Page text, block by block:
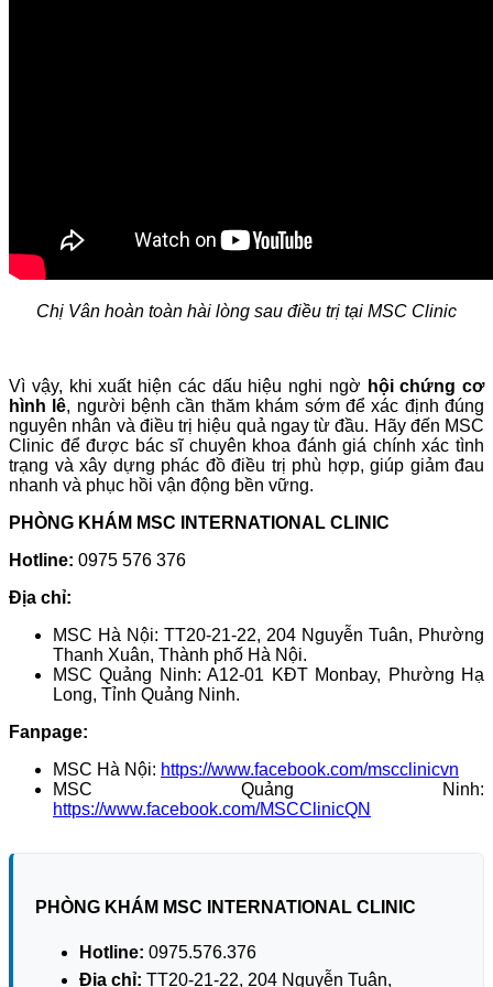
Chị Vân hoàn toàn hài lòng sau điều trị tại MSC Clinic
Vì vậy, khi xuất hiện các dấu hiệu nghi ngờ hội chứng cơ
hình lê, người bệnh cần thăm khám sớm để xác định đúng
nguyên nhân và điều trị hiệu quả ngay từ đầu. Hãy đến MSC
Clinic để được bác sĩ chuyên khoa đánh giá chính xác tình
trạng và xây dựng phác đồ điều trị phù hợp, giúp giảm đau
nhanh và phục hồi vận động bền vững.
PHÒNG KHÁM MSC INTERNATIONAL CLINIC
Hotline: 0975 576 376
Địa chỉ:
MSC Hà Nội: TT20-21-22, 204 Nguyễn Tuân, Phường
Thanh Xuân, Thành phố Hà Nội.
MSC Quảng Ninh: A12-01 KĐT Monbay, Phường Hạ
Long, Tỉnh Quảng Ninh.
Fanpage:
MSC Hà Nội: https://www.facebook.com/mscclinicvn
MSC Quảng Ninh:
https://www.facebook.com/MSCClinicQN
PHÒNG KHÁM MSC INTERNATIONAL CLINIC
Hotline: 0975.576.376
Địa chỉ: TT20-21-22, 204 Nguyễn Tuân,